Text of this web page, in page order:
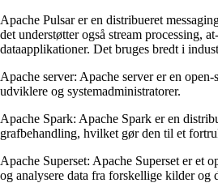
Apache Pulsar er en distribueret
det understøtter også stream processing,
dataapplikationer. Det bruges bredt i
Apache server: Apache server er en
udviklere og systemadministratorer.
Apache Spark: Apache Spark er en
grafbehandling, hvilket gør den til et
Apache Superset: Apache Superset er et
og analysere data fra forskellige kilder og